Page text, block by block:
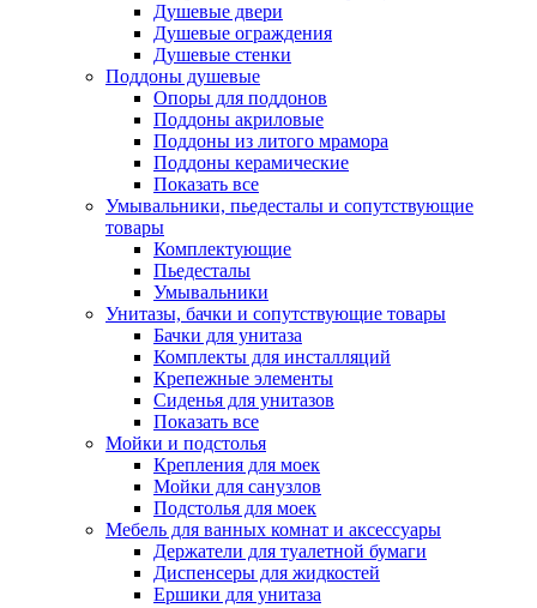
Душевые двери
Душевые ограждения
Душевые стенки
Поддоны душевые
Опоры для поддонов
Поддоны акриловые
Поддоны из литого мрамора
Поддоны керамические
Показать все
Умывальники, пьедесталы и сопутствующие
товары
Комплектующие
Пьедесталы
Умывальники
Унитазы, бачки и сопутствующие товары
Бачки для унитаза
Комплекты для инсталляций
Крепежные элементы
Сиденья для унитазов
Показать все
Мойки и подстолья
Крепления для моек
Мойки для санузлов
Подстолья для моек
Мебель для ванных комнат и аксессуары
Держатели для туалетной бумаги
Диспенсеры для жидкостей
Ершики для унитаза